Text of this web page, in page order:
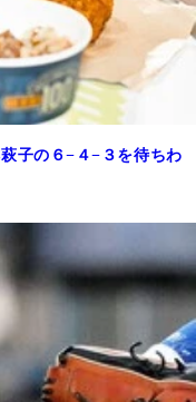
子の６−４−３を待ちわ